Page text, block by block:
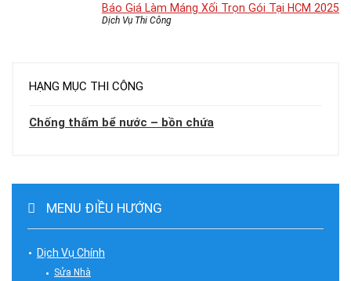
Báo Giá Làm Máng Xối Trọn Gói Tại HCM 2025
Dịch Vụ Thi Công
HẠNG MỤC THI CÔNG
Chống thấm bể nước – bồn chứa
MENU ĐIỀU HƯỚNG
Dịch Vụ Chính
Sửa Nhà